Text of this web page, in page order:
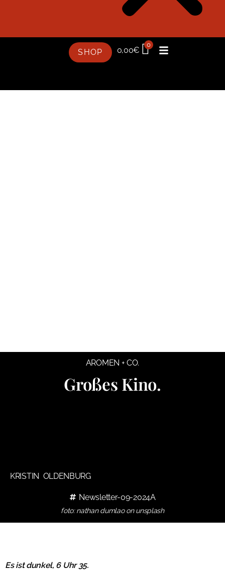
SHOP 0,00€
0
AROMEN + CO.
Großes Kino.
KRISTIN OLDENBURG
Newsletter-09-2024A
foto: nathan dumlao on unsplash
Es ist dunkel, 6 Uhr 35.